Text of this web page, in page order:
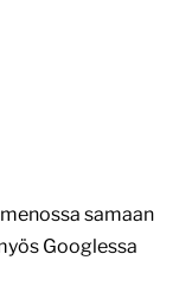
samaan
Googlessa